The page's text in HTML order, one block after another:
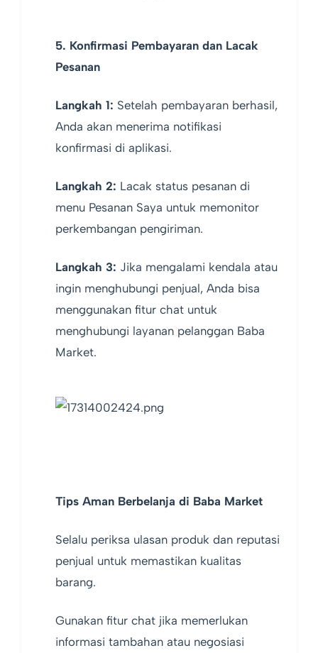
5. Konfirmasi Pembayaran dan Lacak
Pesanan
Langkah 1: Setelah pembayaran berhasil,
Anda akan menerima notifikasi
konfirmasi di aplikasi.
Langkah 2: Lacak status pesanan di
menu Pesanan Saya untuk memonitor
perkembangan pengiriman.
Langkah 3: Jika mengalami kendala atau
ingin menghubungi penjual, Anda bisa
menggunakan fitur chat untuk
menghubungi layanan pelanggan Baba
Market.
Tips Aman Berbelanja di Baba Market
Selalu periksa ulasan produk dan reputasi
penjual untuk memastikan kualitas
barang.
Gunakan fitur chat jika memerlukan
informasi tambahan atau negosiasi